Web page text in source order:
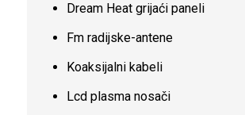
Dream Heat grijaći paneli
Fm radijske-antene
Koaksijalni kabeli
Lcd plasma nosači